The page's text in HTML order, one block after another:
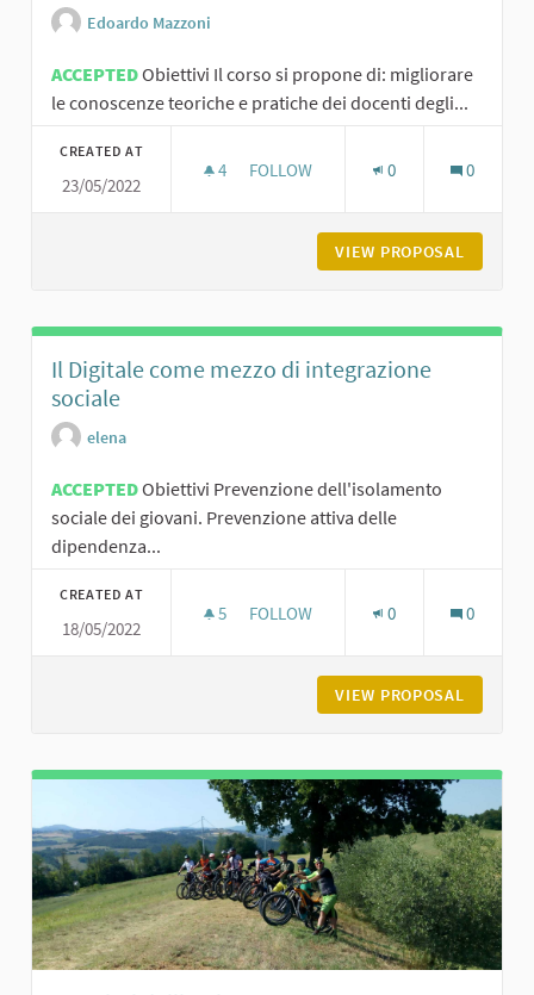
Edoardo Mazzoni
ACCEPTEDObiettivi Il corso si propone di: migliorare
le conoscenze teoriche e pratiche dei docenti degli...
CREATED AT
23/05/2022
4 4 FOLLOWERS
FOLLOW 0 0
VIEW PROPOSAL
Il Digitale come mezzo di integrazione
sociale
elena
ACCEPTEDObiettivi Prevenzione dell'isolamento
sociale dei giovani. Prevenzione attiva delle
dipendenza...
CREATED AT
18/05/2022
5 5 FOLLOWERS
FOLLOW 0 0
VIEW PROPOSAL